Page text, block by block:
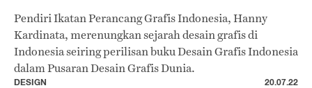
Pendiri Ikatan Perancang Grafis Indonesia, Hanny
Kardinata, merenungkan sejarah desain grafis di
Indonesia seiring perilisan buku Desain Grafis Indonesia
dalam Pusaran Desain Grafis Dunia.
DESIGN 20.07.22